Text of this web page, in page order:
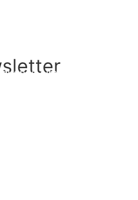
Almoços para o Verão